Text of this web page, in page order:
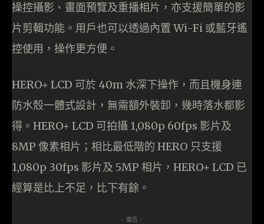
操控攝影、畫面預覽及重播相片，亦支援簡單的影
片剪輯功能。用戶也可以透過內置 Wi-Fi 或藍牙遙
控使用，操作更方便。
HERO+ LCD 可於 40m 水深下操作，而且機身連
防水殼一體式設計，無需額外裝卸，幾時落水都影
得。HERO+ LCD 可拍攝 1,080p 60fps 影片及
8MP 像素相片；相比最低階的 HERO 只支援
1,080p 30fps 影片及 5MP 相片，HERO+ LCD 已
經算是比上不足，比下有餘。
- 廣告 -